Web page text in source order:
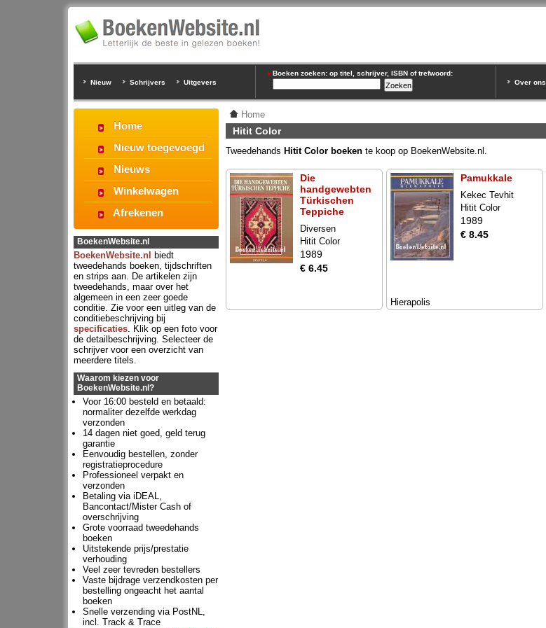
Nieuw Schrijvers Uitgevers
Boeken zoeken: op titel, schrijver, ISBN of trefwoord:
Over ons
Home
Hitit Color
Tweedehands Hitit Color boeken te koop op BoekenWebsite.nl.
Die
handgewebten
Türkischen
Teppiche
Diversen
Hitit Color
1989
€ 6.45
Pamukkale
Kekec Tevhit
Hitit Color
1989
€ 8.45
Hierapolis
Home
Nieuw toegevoegd
Nieuws
Winkelwagen
Afrekenen
BoekenWebsite.nl
BoekenWebsite.nl
biedt
tweedehands boeken, tijdschriften
en strips aan. De artikelen zijn
tweedehands, maar over het
algemeen in een zeer goede
conditie. Zie voor een uitleg van de
conditiebeschrijving bij
specificaties. Klik op een foto voor
de detailbeschrijving. Selecteer de
schrijver voor een overzicht van
meerdere titels.
Waarom kiezen voor
BoekenWebsite.nl?
Voor 16:00 besteld en betaald:
normaliter dezelfde werkdag
verzonden
14 dagen niet goed, geld terug
garantie
Eenvoudig bestellen, zonder
registratieprocedure
Professioneel verpakt en
verzonden
Betaling via iDEAL,
Bancontact/Mister Cash of
overschrijving
Grote voorraad tweedehands
boeken
Uitstekende prijs/prestatie
verhouding
Veel zeer tevreden bestellers
Vaste bijdrage verzendkosten per
bestelling ongeacht het aantal
boeken
Snelle verzending via PostNL,
incl. Track & Trace